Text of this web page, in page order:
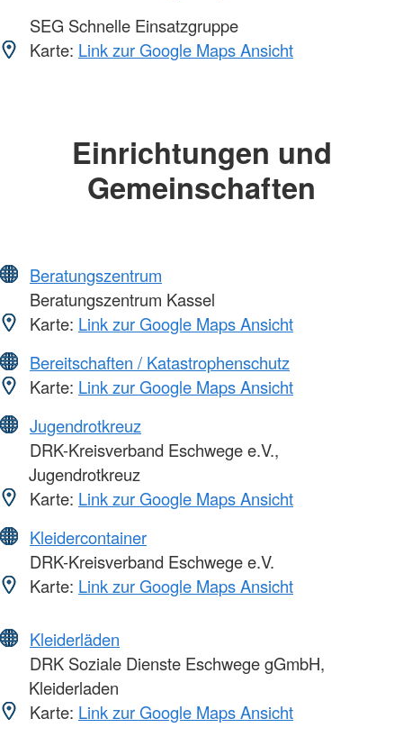
SEG Schnelle Einsatzgruppe
Karte: Link zur Google Maps Ansicht
Einrichtungen und
Gemeinschaften
Beratungszentrum
Beratungszentrum Kassel
Karte: Link zur Google Maps Ansicht
Bereitschaften / Katastrophenschutz
Karte: Link zur Google Maps Ansicht
Jugendrotkreuz
DRK-Kreisverband Eschwege e.V.,
Jugendrotkreuz
Karte: Link zur Google Maps Ansicht
Kleidercontainer
DRK-Kreisverband Eschwege e.V.
Karte: Link zur Google Maps Ansicht
Kleiderläden
DRK Soziale Dienste Eschwege gGmbH,
Kleiderladen
Karte: Link zur Google Maps Ansicht